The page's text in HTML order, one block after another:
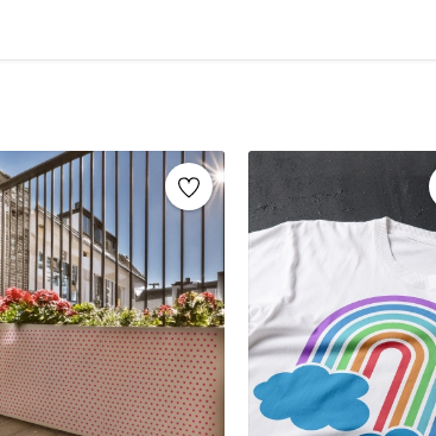
Duvar ve cam süslemeleri